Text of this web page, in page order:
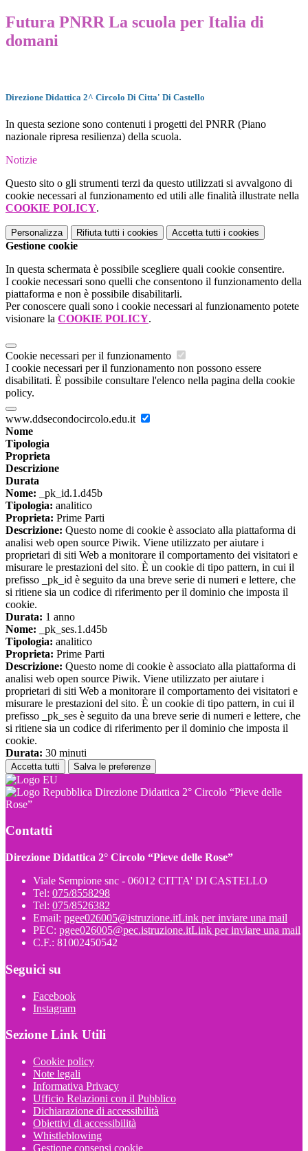
Futura PNRR La scuola per Italia di
domani
Direzione Didattica 2^ Circolo Di Citta' Di Castello
In questa sezione sono contenuti i progetti del PNRR (Piano
nazionale ripresa resilienza) della scuola.
Notizie
Questo sito o gli strumenti terzi da questo utilizzati si avvalgono di
cookie necessari al funzionamento ed utili alle finalità illustrate nella
COOKIE POLICY.
Personalizza Rifiuta tutti i cookies Accetta tutti i cookies
Gestione cookie
In questa schermata è possibile scegliere quali cookie consentire.
I cookie necessari sono quelli che consentono il funzionamento della
piattaforma e non è possibile disabilitarli.
Per conoscere quali sono i cookie necessari al funzionamento potete
visionare la COOKIE POLICY.
Cookie necessari per il funzionamento
I cookie necessari per il funzionamento non possono essere
disabilitati. È possibile consultare l'elenco nella pagina della cookie
policy.
www.ddsecondocircolo.edu.it
Nome
Tipologia
Proprieta
Descrizione
Durata
Nome: _pk_id.1.d45b
Tipologia: analitico
Proprieta: Prime Parti
Descrizione: Questo nome di cookie è associato alla piattaforma di
analisi web open source Piwik. Viene utilizzato per aiutare i
proprietari di siti Web a monitorare il comportamento dei visitatori e
misurare le prestazioni del sito. È un cookie di tipo pattern, in cui il
prefisso _pk_id è seguito da una breve serie di numeri e lettere, che
si ritiene sia un codice di riferimento per il dominio che imposta il
cookie.
Durata: 1 anno
Nome: _pk_ses.1.d45b
Tipologia: analitico
Proprieta: Prime Parti
Descrizione: Questo nome di cookie è associato alla piattaforma di
analisi web open source Piwik. Viene utilizzato per aiutare i
proprietari di siti Web a monitorare il comportamento dei visitatori e
misurare le prestazioni del sito. È un cookie di tipo pattern, in cui il
prefisso _pk_ses è seguito da una breve serie di numeri e lettere, che
si ritiene sia un codice di riferimento per il dominio che imposta il
cookie.
Durata: 30 minuti
Accetta tutti Salva le preferenze
Direzione Didattica 2° Circolo “Pieve delle
Rose”
Contatti
Direzione Didattica 2° Circolo “Pieve delle Rose”
Viale Sempione snc - 06012 CITTA' DI CASTELLO
Tel: 075/8558298
Tel: 075/8526382
Email: pgee026005@istruzione.itLink per inviare una mail
PEC: pgee026005@pec.istruzione.itLink per inviare una mail
C.F.: 81002450542
Seguici su
Facebook
Instagram
Sezione Link Utili
Cookie policy
Note legali
Informativa Privacy
Ufficio Relazioni con il Pubblico
Dichiarazione di accessibilità
Obiettivi di accessibilità
Whistleblowing
Gestione consensi cookie